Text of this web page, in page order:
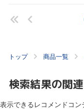
トップ 商品一覧
検索結果の関
表示できるレコメンドコン